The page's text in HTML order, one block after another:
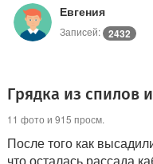
Евгения
Записей: 2432
Грядка из спилов
11 фото и 915 просм.
После того как